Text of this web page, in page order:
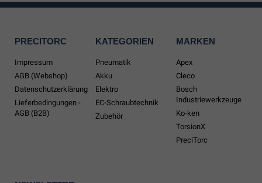
PRECITORC
Impressum
AGB (Webshop)
Datenschutzerklärung
Lieferbedingungen -
AGB (B2B)
KATEGORIEN
Pneumatik
Akku
Elektro
EC-Schraubtechnik
Zubehör
MARKEN
Apex
Cleco
Bosch
Industriewerkzeuge
Ko-ken
TorsionX
PreciTorc